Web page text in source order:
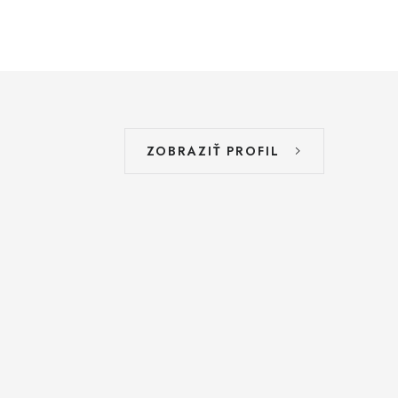
ZOBRAZIŤ PROFIL